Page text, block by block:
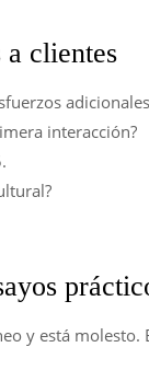
a clientes
interacción?
y está molesto.